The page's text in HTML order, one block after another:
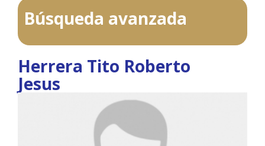
Búsqueda avanzada
Herrera Tito Roberto
Jesus